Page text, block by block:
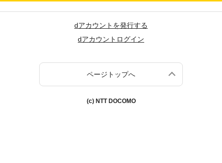
dアカウントを発行する
dアカウントログイン
ページトップへ
(c) NTT DOCOMO